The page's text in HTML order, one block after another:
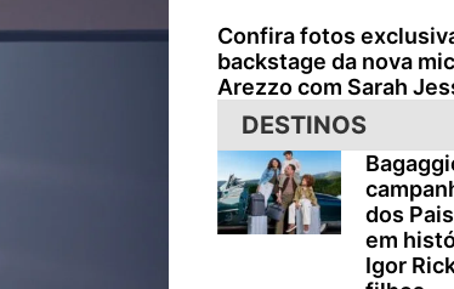
Confira fotos
backstage da nova
Arezzo com Sarah
DESTINOS
dos
em
Igor